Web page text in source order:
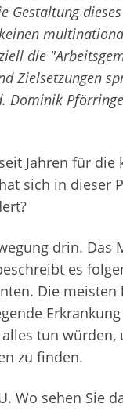
Gestaltung dieses
die
Zielsetzungen
Dominik
Jahren für die
sich in dieser
drin. Das
es
Die meisten
tun würden,
zu finden.
Wo sehen Sie